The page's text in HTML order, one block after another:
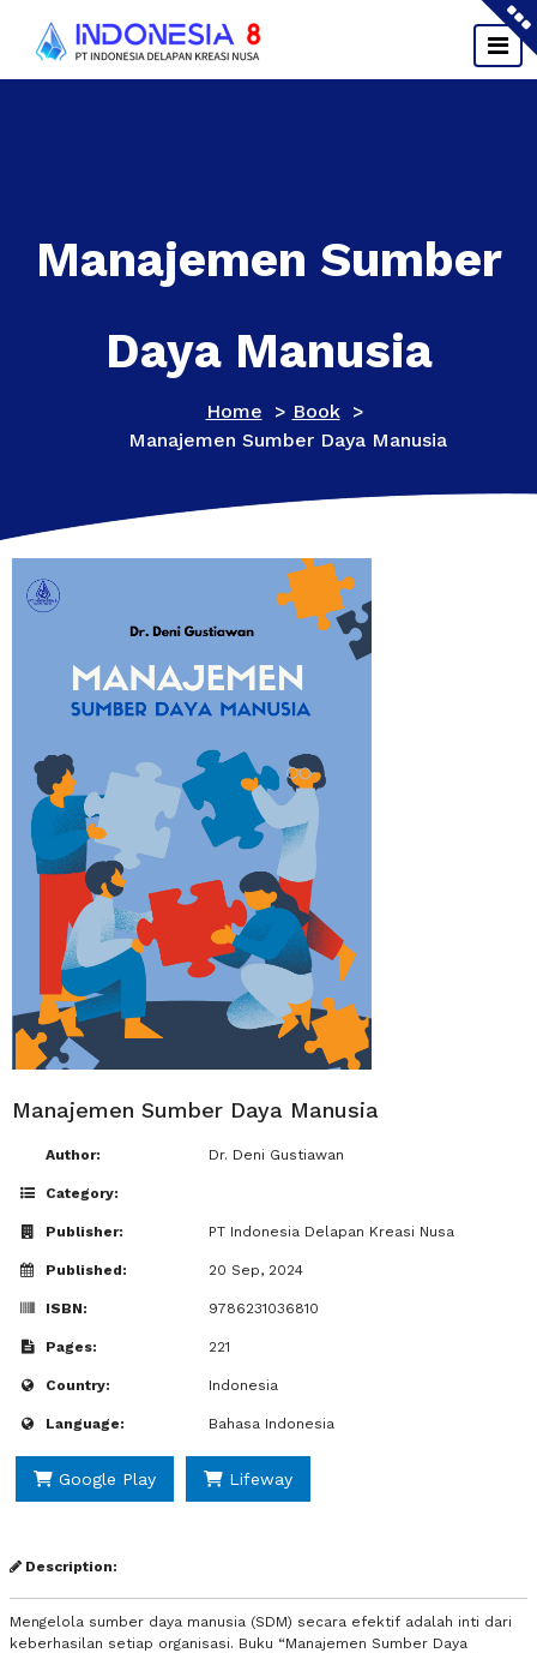
Manajemen Sumber
Daya Manusia
Home > Book>
Manajemen Sumber Daya Manusia
Manajemen Sumber Daya Manusia
Author: Dr. Deni Gustiawan
Category:
Publisher: PT Indonesia Delapan Kreasi Nusa
Published: 20 Sep, 2024
ISBN: 9786231036810
Pages: 221
Country: Indonesia
Language: Bahasa Indonesia
Google Play Lifeway
Description:
Mengelola sumber daya manusia (SDM) secara efektif adalah inti dari
keberhasilan setiap organisasi. Buku “Manajemen Sumber Daya